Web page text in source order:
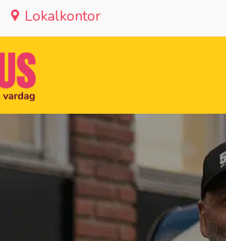
Lokalkontor